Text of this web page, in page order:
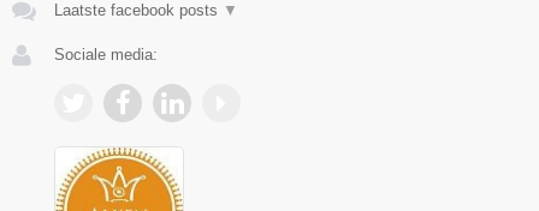
Laatste facebook posts ▼
Sociale media: